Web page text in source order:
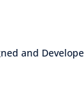
and